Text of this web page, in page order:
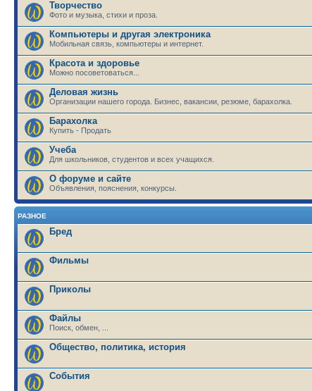
Творчество
Фото и музыка, стихи и проза.
Компьютеры и другая электроника
Мобильная связь, компьютеры и интернет.
Красота и здоровье
Можно посоветоваться...
Деловая жизнь
Организации нашего города. Бизнес, вакансии, резюме, барахолка.
Барахолка
Купить - Продать
Учеба
Для школьников, студентов и всех учащихся.
О форуме и сайте
Объявления, пояснения, конкурсы.
РАЗНОЕ
Бред
Фильмы
Приколы
Файлы
Поиск, обмен, ...
Общество, политика, история
События